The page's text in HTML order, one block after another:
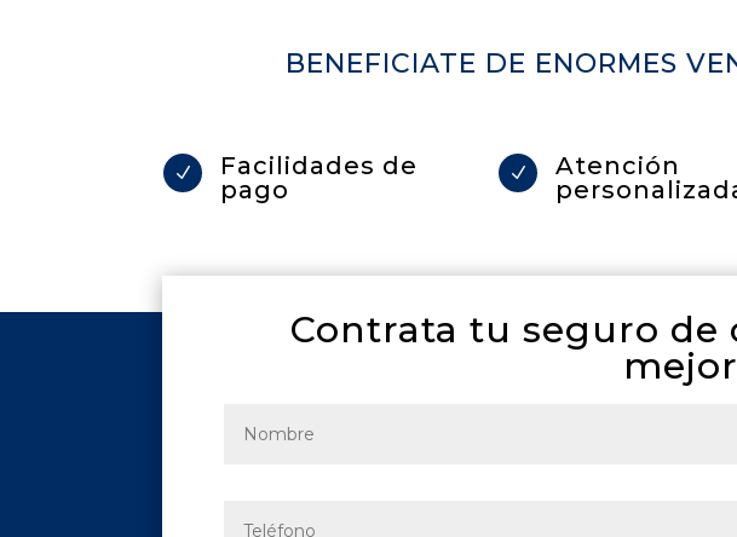
BENEFICIATE DE ENORMES
N
Facilidades de
pago
N
Atención
Contrata tu seguro de